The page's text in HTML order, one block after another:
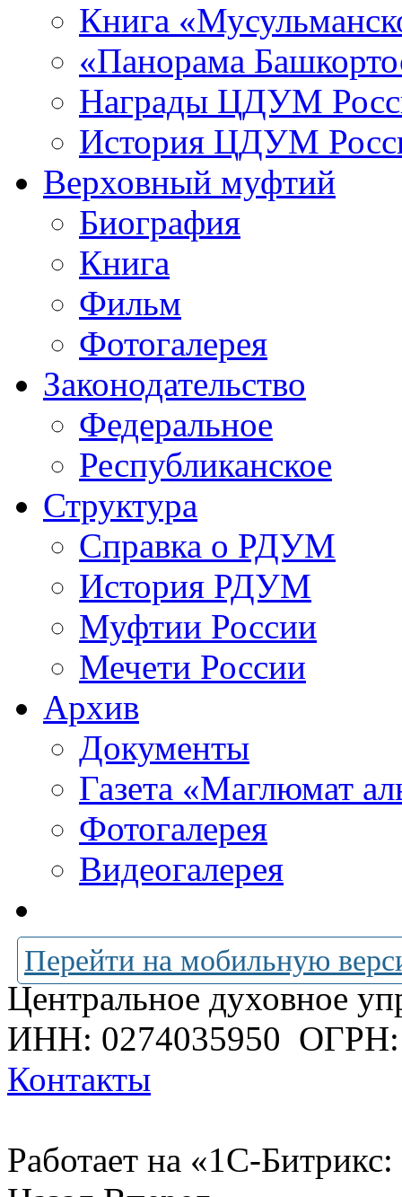
Книга
«Панорама
Награды ЦДУМ
История ЦДУМ
Верховный муфтий
Биография
Книга
Фильм
Фотогалерея
Законодательство
Федеральное
Республиканское
Структура
Справка о РДУМ
История РДУМ
Муфтии России
Мечети России
Архив
Документы
Газета «Маглюмат
Фотогалерея
Видеогалерея
Перейти на мобильную
Центральное духовное
ИНН: 0274035950 ОГРН:
Контакты
Работает на «1С-